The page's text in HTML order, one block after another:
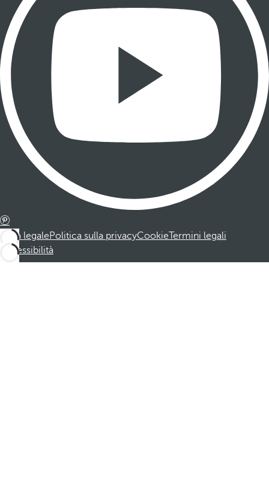
Nota legalePolitica sulla privacyCookieTermini legali
Accessibilità